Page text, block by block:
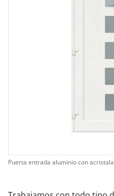
Puerta entrada aluminio con